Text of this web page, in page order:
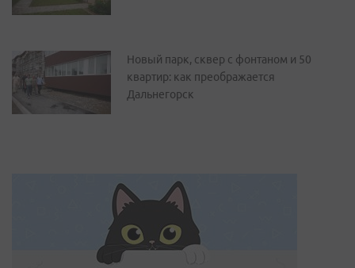
Новый парк, сквер с фонтаном и 50
квартир: как преображается
Дальнегорск